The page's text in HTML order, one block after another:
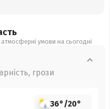
умови на сьогодні
грози
36°/20°